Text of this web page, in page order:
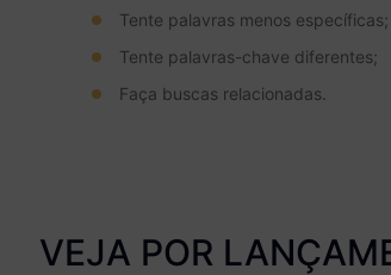
Tente palavras menos específicas;
Tente palavras-chave diferentes;
Faça buscas relacionadas.
VEJA POR